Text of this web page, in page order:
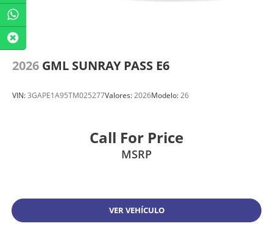
2026 GML SUNRAY PASS E6
VIN:3GAPE1A95TM025277Valores:2026Modelo:26
Call For Price
MSRP
VER VEHÍCULO